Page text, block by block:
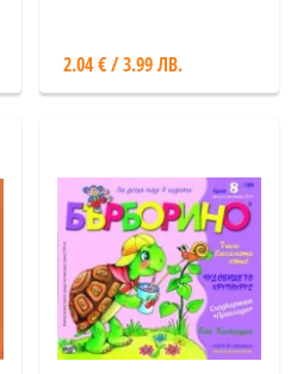
2.04 € / 3.99 ЛВ.